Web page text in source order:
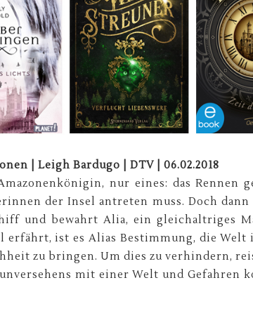
| Leigh Bardugo | DTV | 06.02.2018
nur eines: das Rennen
der Insel antreten muss. Doch
und bewahrt Alia, ein gleichaltriges
erfährt, ist es Alias Bestimmung, die Welt
zu bringen. Um dies zu verhindern,
mit einer Welt und Gefahren